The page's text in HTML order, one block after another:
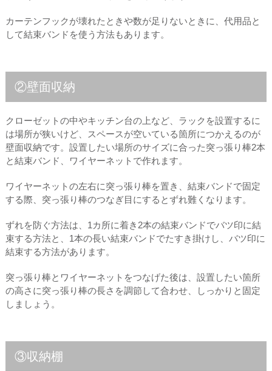
カーテンフックが壊れたときや数が足りないときに、代用品と
して結束バンドを使う方法もあります。
②壁面収納
クローゼットの中やキッチン台の上など、ラックを設置するに
は場所が狭いけど、スペースが空いている箇所につかえるのが
壁面収納です。設置したい場所のサイズに合った突っ張り棒2本
と結束バンド、ワイヤーネットで作れます。
ワイヤーネットの左右に突っ張り棒を置き、結束バンドで固定
する際、突っ張り棒のつなぎ目にするとずれ難くなります。
ずれを防ぐ方法は、1カ所に着き2本の結束バンドでバツ印に結
束する方法と、1本の長い結束バンドでたすき掛けし、バツ印に
結束する方法があります。
突っ張り棒とワイヤーネットをつなげた後は、設置したい箇所
の高さに突っ張り棒の長さを調節して合わせ、しっかりと固定
しましょう。
③収納棚